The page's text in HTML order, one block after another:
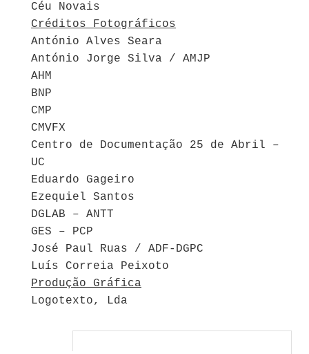
Céu Novais
Créditos Fotográficos
António Alves Seara
António Jorge Silva / AMJP
AHM
BNP
CMP
CMVFX
Centro de Documentação 25 de Abril –
UC
Eduardo Gageiro
Ezequiel Santos
DGLAB – ANTT
GES – PCP
José Paul Ruas / ADF-DGPC
Luís Correia Peixoto
Produção Gráfica
Logotexto, Lda